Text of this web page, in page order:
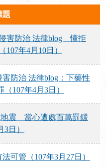
題
害防治 法律blog 懂拒
年4月10日）
防治 法律blog：下藥性
107年4月3日）
地震 當心遭處百萬罰鍰
3日）
管（107年3月27日）